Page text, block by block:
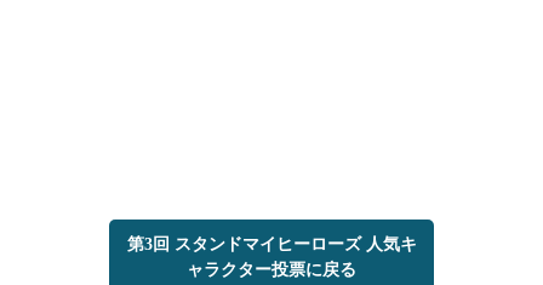
第3回 スタンドマイヒーローズ 人気キ
ャラクター投票に戻る